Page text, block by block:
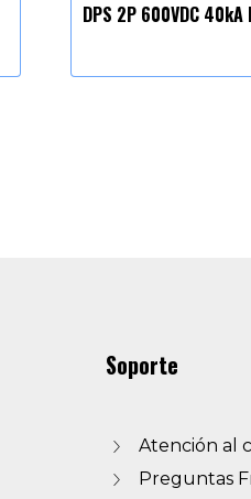
DPS 2P 600VDC 40kA
Soporte
Atención al
Preguntas